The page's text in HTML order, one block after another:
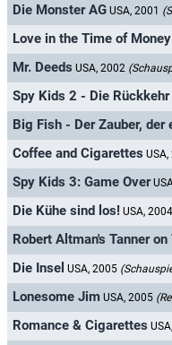
Die Monster AG USA, 2001
Love in the Time of Money
Mr. Deeds USA, 2002
Spy Kids 2 - Die
Big Fish - Der Zauber,
Coffee and Cigarettes
Spy Kids 3: Game Over
Die Kühe sind los! USA, 2004
Robert Altman's Tanner on
Die Insel USA, 2005
Lonesome Jim USA, 2005
Romance & Cigarettes